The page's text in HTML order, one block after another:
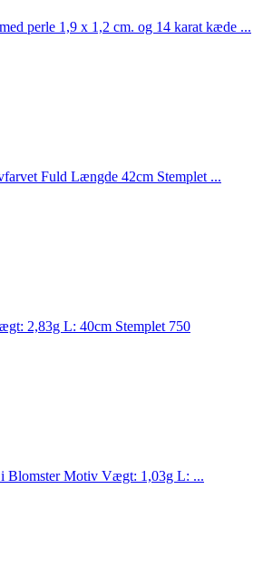
perle 1,9 x 1,2 cm. og 14 karat kæde ...
Fuld Længde 42cm Stemplet ...
2,83g L: 40cm Stemplet 750
Blomster Motiv Vægt: 1,03g L: ...